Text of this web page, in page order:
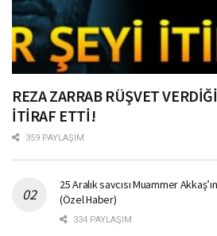
REZA ZARRAB RÜŞVET
İTİRAF ETTİ!
359 PAYLAŞIM
25 Aralık savcısı Muammer
(Özel Haber)
334 PAYLAŞIM